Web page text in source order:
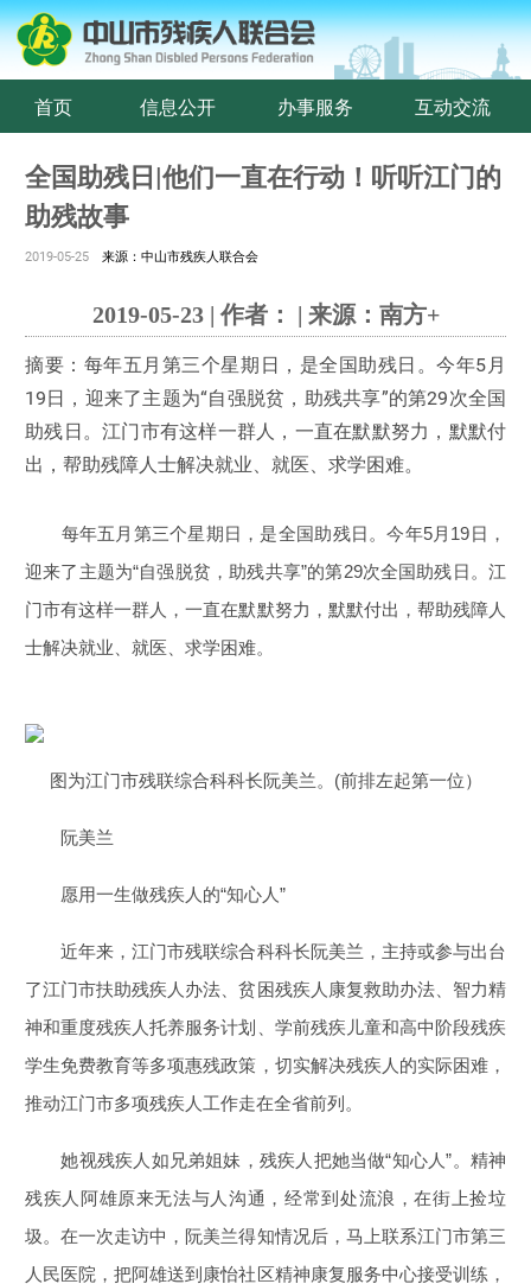
首页 信息公开 办事服务 互动交流
全国助残日|他们一直在行动！听听江门的
助残故事
2019-05-25 来源：中山市残疾人联合会
2019-05-23 | 作者： | 来源：南方+
摘要：每年五月第三个星期日，是全国助残日。今年5月
19日，迎来了主题为“自强脱贫，助残共享”的第29次全国
助残日。江门市有这样一群人，一直在默默努力，默默付
出，帮助残障人士解决就业、就医、求学困难。
每年五月第三个星期日，是全国助残日。今年5月19日，
迎来了主题为“自强脱贫，助残共享”的第29次全国助残日。江
门市有这样一群人，一直在默默努力，默默付出，帮助残障人
士解决就业、就医、求学困难。
图为江门市残联综合科科长阮美兰。(前排左起第一位）
阮美兰
愿用一生做残疾人的“知心人”
近年来，江门市残联综合科科长阮美兰，主持或参与出台
了江门市扶助残疾人办法、贫困残疾人康复救助办法、智力精
神和重度残疾人托养服务计划、学前残疾儿童和高中阶段残疾
学生免费教育等多项惠残政策，切实解决残疾人的实际困难，
推动江门市多项残疾人工作走在全省前列。
她视残疾人如兄弟姐妹，残疾人把她当做“知心人”。精神
残疾人阿雄原来无法与人沟通，经常到处流浪，在街上捡垃
圾。在一次走访中，阮美兰得知情况后，马上联系江门市第三
人民医院，把阿雄送到康怡社区精神康复服务中心接受训练，